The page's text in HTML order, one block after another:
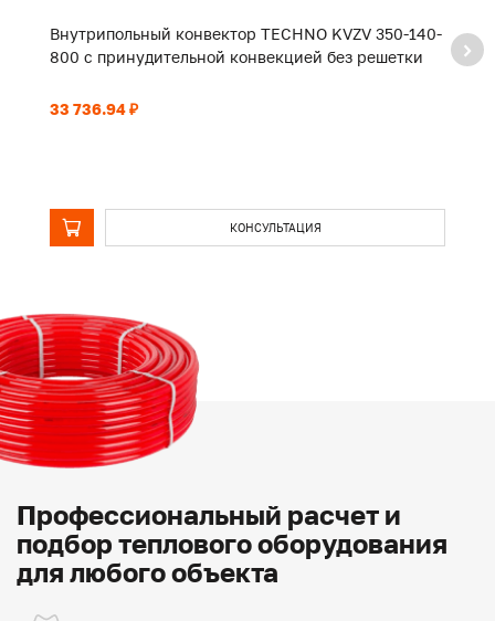
Внутрипольный конвектор TECHNO KVZV 350-140-
800 с принудительной конвекцией без решетки
33 736.94 ₽
КОНСУЛЬТАЦИЯ
Профессиональный расчет и
подбор теплового оборудования
для любого объекта